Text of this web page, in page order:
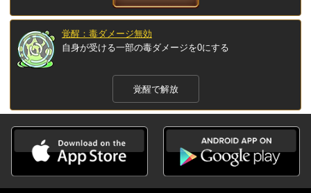
覚醒：毒ダメージ無効
自身が受ける一部の毒ダメージを0にする
覚醒で解放